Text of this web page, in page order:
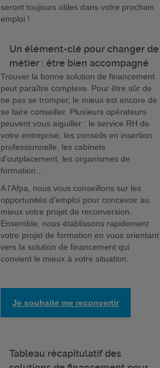
seront toujours utiles dans votre prochain
emploi !
Un élément-clé pour changer de
métier : être bien accompagné
Trouver la bonne solution de financement
peut paraître complexe. Pour être sûr de
ne pas se tromper, le mieux est encore de
se faire conseiller. Plusieurs opérateurs
peuvent vous aiguiller : le service RH de
votre entreprise, les conseils en insertion
professionnelle, les cabinets
d’outplacement, les organismes de
formation…
A l’Afpa, nous vous conseillons sur les
opportunités d’emploi pour concevoir au
mieux votre projet de reconversion.
Ensemble, nous établissons rapidement
votre projet de formation en vous orientant
vers la solution de financement qui
convient le mieux à votre situation.
Je souhaite me reconvertir
Tableau récapitulatif des